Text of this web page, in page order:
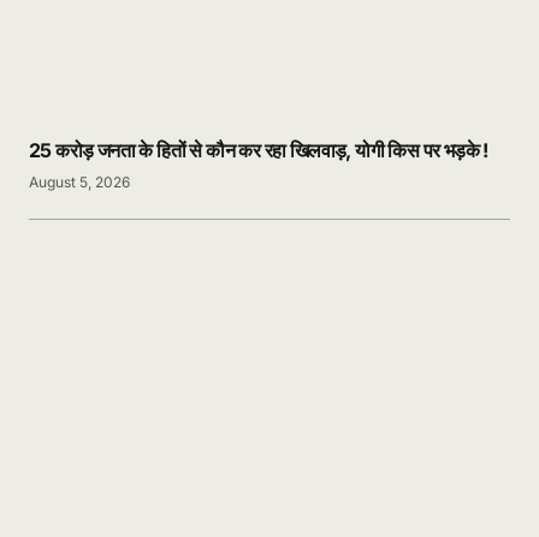
25 करोड़ जनता के हितों से कौन कर रहा खिलवाड़, योगी किस पर भड़के !
August 5, 2026